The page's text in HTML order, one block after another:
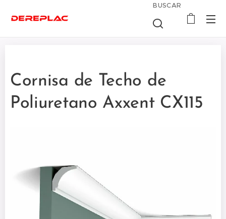
BUSCAR
Cornisa de Techo de
Poliuretano Axxent CX115